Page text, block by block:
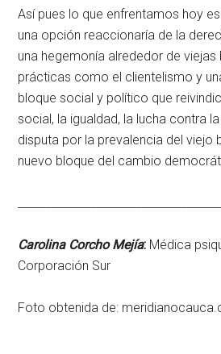
Así pues lo que enfrentamos hoy
una opción reaccionaría de la
una hegemonía alrededor de viejas
prácticas como el clientelismo y
bloque social y político que
social, la igualdad, la lucha contra
disputa por la prevalencia del viejo
nuevo bloque del cambio
Carolina Corcho Mejía: Médica
Corporación Sur
Foto obtenida de: